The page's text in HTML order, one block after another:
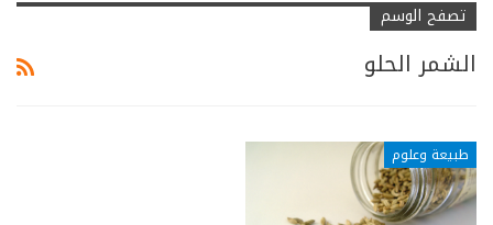
تصفح الوسم
الشمر الحلو
طبيعة وعلوم